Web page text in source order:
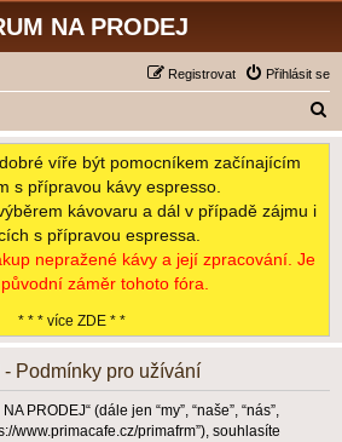
NA PRODEJ
Přihlásit se
Registrovat
l
víře být pomocníkem začínajícím
s přípravou kávy espresso.
kávovaru a dál v případě zájmu i
s přípravou espressa.
nepražené kávy a její zpracování. Je
záměr tohoto fóra.
* * * více ZDE * *
Podmínky pro užívání
PRODEJ“ (dále jen “my”, “naše”, “nás”,
www.primacafe.cz/primafrm”), souhlasíte